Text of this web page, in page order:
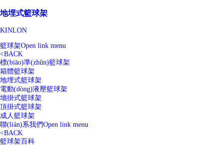
地埋式籃球架
KINLON
籃球架Open link menu
<BACK
標(biāo)準(zhǔn)籃球架
箱體籃球架
地埋式籃球架
電動(dòng)液壓籃球架
墻掛式籃球架
頂掛式籃球架
成人籃球架
聯(lián)系我們Open link menu
<BACK
籃球架百科